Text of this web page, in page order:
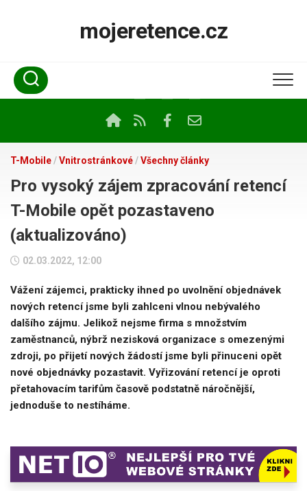
mojeretence.cz
T-Mobile/Vnitrostránkové/Všechny články
Pro vysoký zájem zpracování retencí
T-Mobile opět pozastaveno
(aktualizováno)
02.03.2022, 12:00
Vážení zájemci, prakticky ihned po uvolnění objednávek
nových retencí jsme byli zahlceni vlnou nebývalého
dalšího zájmu. Jelikož nejsme firma s množstvím
zaměstnanců, nýbrž nezisková organizace s omezenými
zdroji, po přijetí nových žádostí jsme byli přinuceni opět
nové objednávky pozastavit. Vyřizování retencí je oproti
přetahovacím tarifům časově podstatně náročnější,
jednoduše to nestíháme.